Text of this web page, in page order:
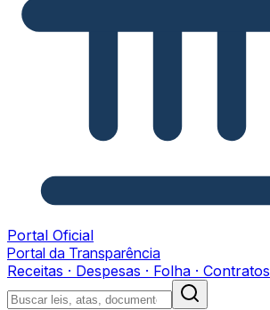
Portal Oficial
Portal da Transparência
Receitas · Despesas · Folha · Contratos